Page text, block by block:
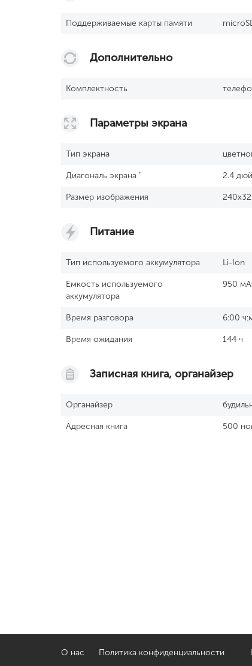
Поддерживаемые карты памяти
Дополнительно
Комплектность
Параметры экрана
Тип экрана
Диагональ экрана " 2.4
Размер изображения
Питание
Тип используемого аккумулятора Li-Ion
Емкость используемого
аккумулятора
950
Время разговора 6:00
Время ожидания 144 ч
Записная книга, органайзер
Органайзер
Адресная книга 500
О нас Политика конфиденциальности